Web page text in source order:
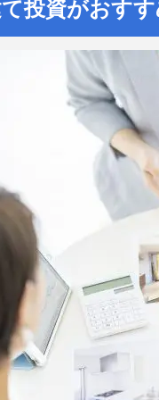
投資がおす